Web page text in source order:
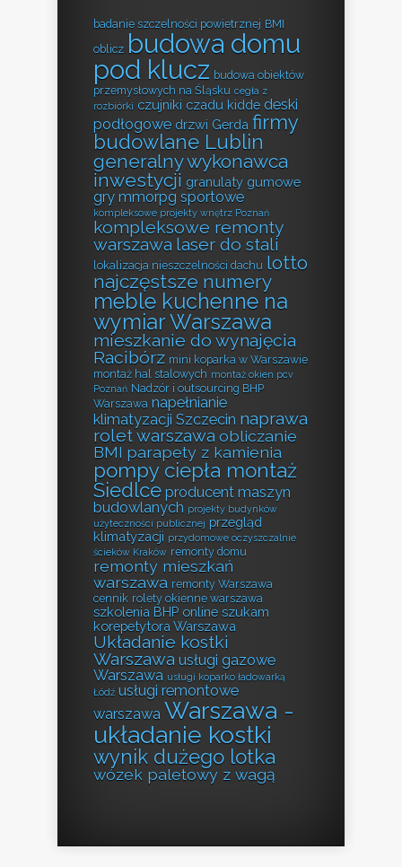
badanie szczelności powietrznej BMI
oblicz budowa domu
pod klucz budowa obiektów
przemysłowych na Śląsku cegła z
rozbiórki czujniki czadu kidde deski
podłogowe drzwi Gerda firmy
budowlane Lublin
generalny wykonawca
inwestycji granulaty gumowe
gry mmorpg sportowe
kompleksowe projekty wnętrz Poznań
kompleksowe remonty
warszawa laser do stali
lokalizacja nieszczelności dachu lotto
najczęstsze numery
meble kuchenne na
wymiar Warszawa
mieszkanie do wynajęcia
Racibórz mini koparka w Warszawie
montaż hal stalowych montaż okien pcv
Poznań Nadzór i outsourcing BHP
Warszawa napełnianie
klimatyzacji Szczecin naprawa
rolet warszawa obliczanie
BMI parapety z kamienia
pompy ciepła montaż
Siedlce producent maszyn
budowlanych projekty budynków
użyteczności publicznej przegląd
klimatyzacji przydomowe oczyszczalnie
ścieków Kraków remonty domu
remonty mieszkań
warszawa remonty Warszawa
cennik rolety okienne warszawa
szkolenia BHP online szukam
korepetytora Warszawa
Układanie kostki
Warszawa usługi gazowe
Warszawa usługi koparko ładowarką
Łódź usługi remontowe
warszawa Warszawa -
układanie kostki
wynik dużego lotka
wózek paletowy z wagą